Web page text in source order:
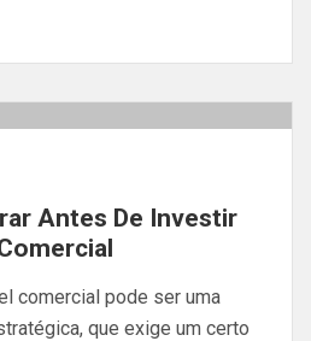
Antes De Investir
comercial pode ser uma
que exige um certo